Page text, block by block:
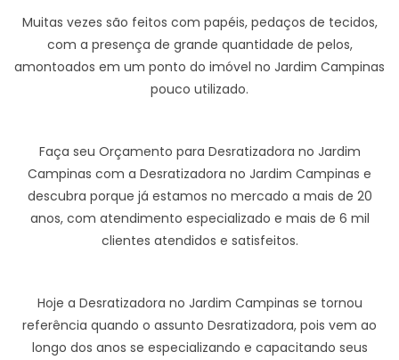
Muitas vezes são feitos com papéis, pedaços de tecidos,
com a presença de grande quantidade de pelos,
amontoados em um ponto do imóvel no Jardim Campinas
pouco utilizado.
Faça seu Orçamento para Desratizadora no Jardim
Campinas com a Desratizadora no Jardim Campinas e
descubra porque já estamos no mercado a mais de 20
anos, com atendimento especializado e mais de 6 mil
clientes atendidos e satisfeitos.
Hoje a Desratizadora no Jardim Campinas se tornou
referência quando o assunto Desratizadora, pois vem ao
longo dos anos se especializando e capacitando seus